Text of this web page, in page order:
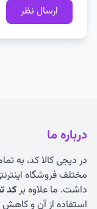
درباره ما
در دیجی کالا کد، به
مختلف فروشگاه
داشت. ما علاوه برکد
استفاده از آن و